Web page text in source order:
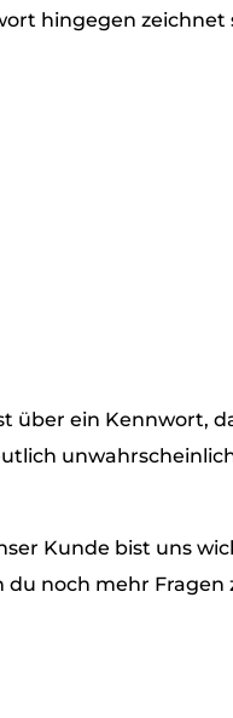
hingegen zeichnet
ein Kennwort,
Kunde bist uns
noch mehr Fragen